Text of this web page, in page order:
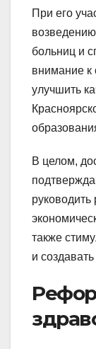
При его
больниц и
внимание к
улучшить
В целом,
руководить
также
и